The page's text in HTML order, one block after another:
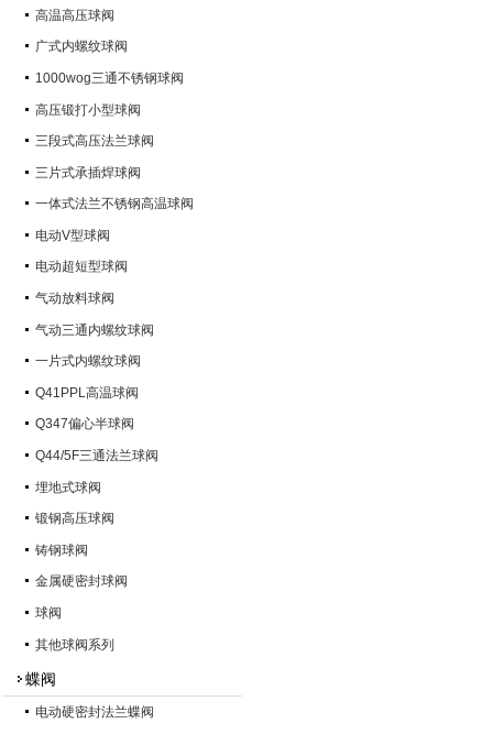
高温高压球阀
广式内螺纹球阀
1000wog三通不锈钢球阀
高压锻打小型球阀
三段式高压法兰球阀
三片式承插焊球阀
一体式法兰不锈钢高温球阀
电动V型球阀
电动超短型球阀
气动放料球阀
气动三通内螺纹球阀
一片式内螺纹球阀
Q41PPL高温球阀
Q347偏心半球阀
Q44/5F三通法兰球阀
埋地式球阀
锻钢高压球阀
铸钢球阀
金属硬密封球阀
球阀
其他球阀系列
蝶阀
电动硬密封法兰蝶阀